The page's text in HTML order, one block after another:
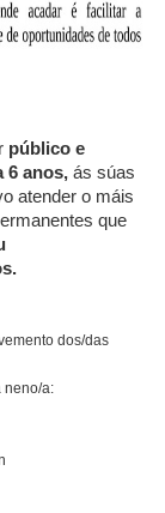
público e
6 anos, ás súas
atender o máis
que
dos/das
neno/a: